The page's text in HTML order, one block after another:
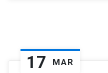
17 MAR